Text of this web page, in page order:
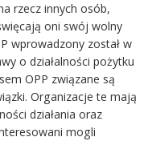
rzecz innych osób,
oni swój wolny
wprowadzony został w
o działalności pożytku
OPP związane są
Organizacje te mają
działania oraz
mogli